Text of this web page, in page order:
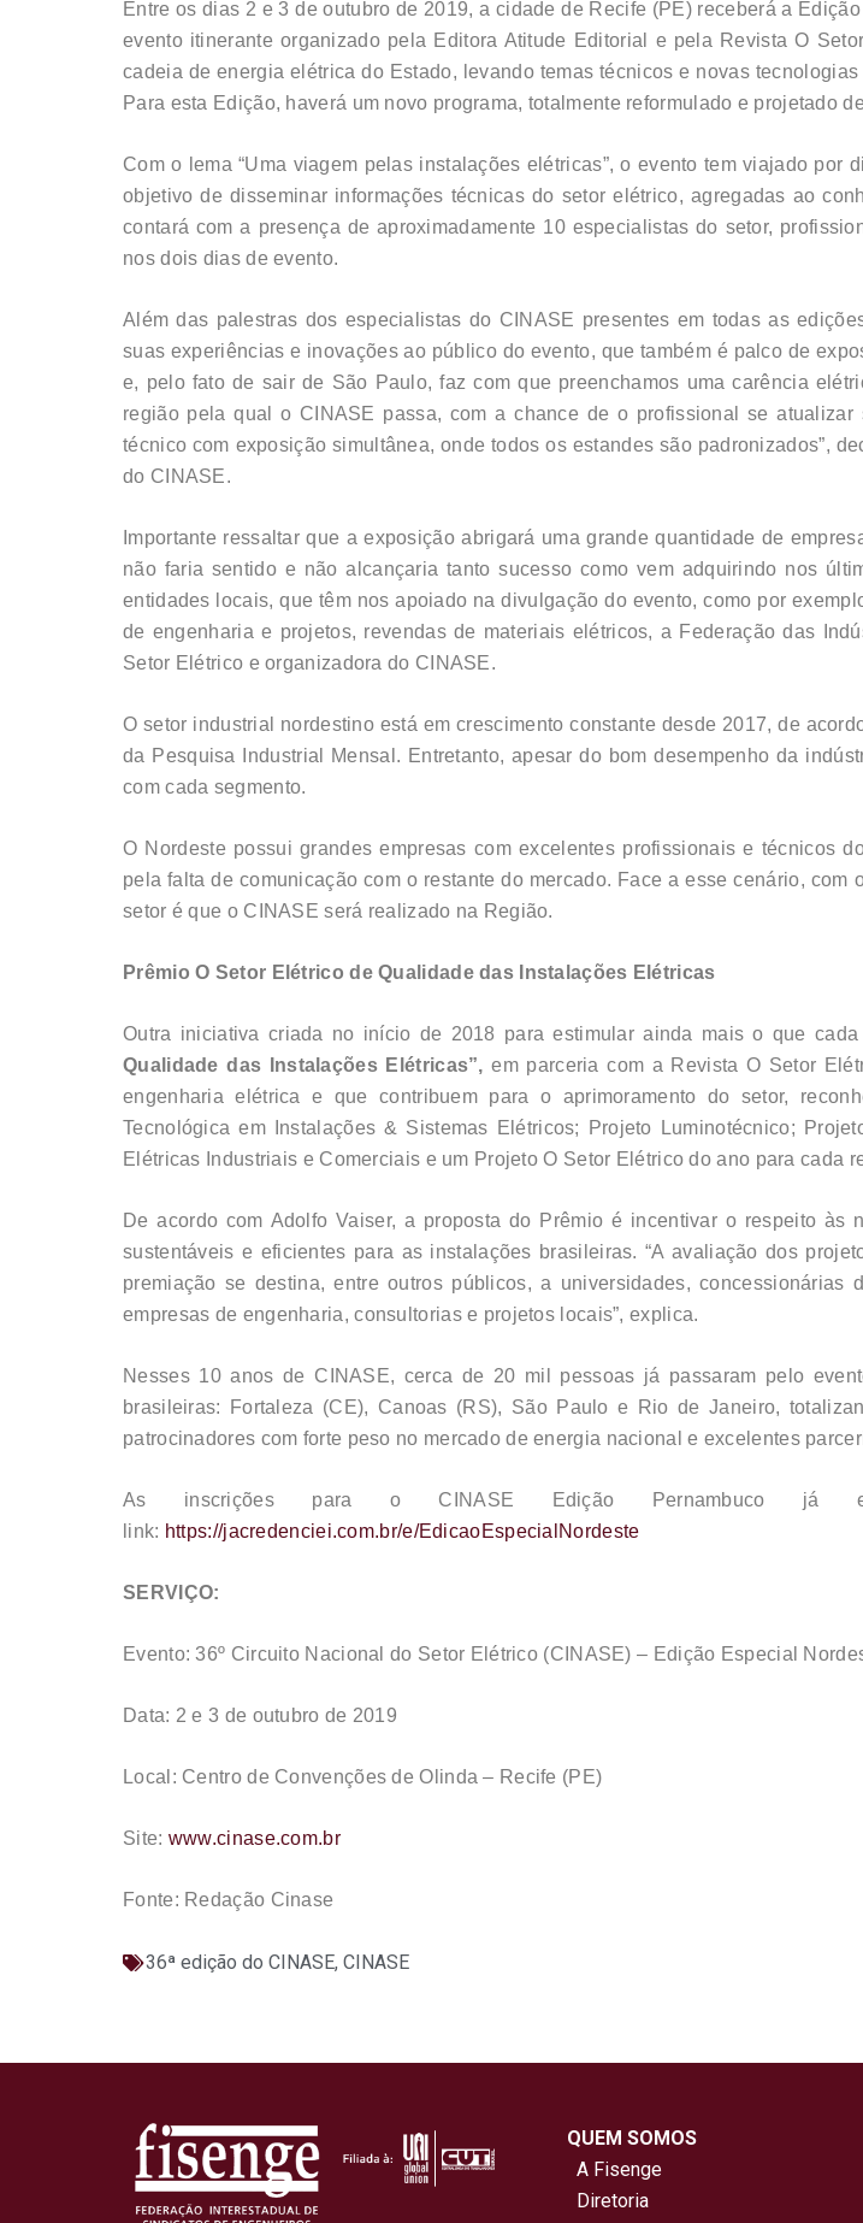
Entre os dias 2 e 3 de outubro de 2019, a cidade de Recife (PE) receberá a
evento itinerante organizado pela Editora Atitude Editorial e pela Revista O
cadeia de energia elétrica do Estado, levando temas técnicos e novas
Para esta Edição, haverá um novo programa, totalmente reformulado e projetado
Com o lema “Uma viagem pelas instalações elétricas”, o evento tem viajado
objetivo de disseminar informações técnicas do setor elétrico, agregadas ao
contará com a presença de aproximadamente 10 especialistas do setor,
nos dois dias de evento.
Além das palestras dos especialistas do CINASE presentes em todas as
suas experiências e inovações ao público do evento, que também é palco de
e, pelo fato de sair de São Paulo, faz com que preenchamos uma carência
região pela qual o CINASE passa, com a chance de o profissional se
técnico com exposição simultânea, onde todos os estandes são padronizados”,
do CINASE.
Importante ressaltar que a exposição abrigará uma grande quantidade de
não faria sentido e não alcançaria tanto sucesso como vem adquirindo nos
entidades locais, que têm nos apoiado na divulgação do evento, como por
de engenharia e projetos, revendas de materiais elétricos, a Federação das
Setor Elétrico e organizadora do CINASE.
O setor industrial nordestino está em crescimento constante desde 2017, de
da Pesquisa Industrial Mensal. Entretanto, apesar do bom desempenho da
com cada segmento.
O Nordeste possui grandes empresas com excelentes profissionais e técnicos
pela falta de comunicação com o restante do mercado. Face a esse cenário,
setor é que o CINASE será realizado na Região.
Prêmio O Setor Elétrico de Qualidade das Instalações Elétricas
Outra iniciativa criada no início de 2018 para estimular ainda mais o que
Qualidade das Instalações Elétricas”, em parceria com a Revista O Setor
engenharia elétrica e que contribuem para o aprimoramento do setor,
Tecnológica em Instalações & Sistemas Elétricos; Projeto Luminotécnico;
Elétricas Industriais e Comerciais e um Projeto O Setor Elétrico do ano para cada
De acordo com Adolfo Vaiser, a proposta do Prêmio é incentivar o respeito
sustentáveis e eficientes para as instalações brasileiras. “A avaliação dos
premiação se destina, entre outros públicos, a universidades,
empresas de engenharia, consultorias e projetos locais”, explica.
Nesses 10 anos de CINASE, cerca de 20 mil pessoas já passaram pelo
brasileiras: Fortaleza (CE), Canoas (RS), São Paulo e Rio de Janeiro,
patrocinadores com forte peso no mercado de energia nacional e excelentes
As inscrições para o CINASE Edição Pernambuco
link: https://jacredenciei.com.br/e/EdicaoEspecialNordeste
SERVIÇO:
Evento: 36º Circuito Nacional do Setor Elétrico (CINASE) – Edição Especial
Data: 2 e 3 de outubro de 2019
Local: Centro de Convenções de Olinda – Recife (PE)
Site: www.cinase.com.br
Fonte: Redação Cinase
36ª edição do CINASE, CINASE
QUEM SOMOS
A Fisenge
Diretoria